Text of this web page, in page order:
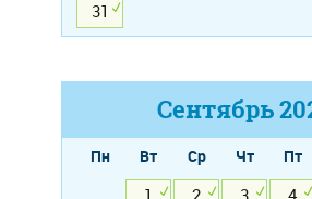
31
Сентябрь
Пн Вт Ср Чт Пт